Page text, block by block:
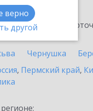
верно
другой
Чернушка
, Пермский край,